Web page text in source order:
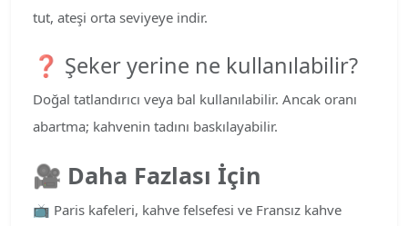
tut, ateşi orta seviyeye indir.
❓ Şeker yerine ne kullanılabilir?
Doğal tatlandırıcı veya bal kullanılabilir. Ancak oranı
abartma; kahvenin tadını baskılayabilir.
🎥 Daha Fazlası İçin
📺 Paris kafeleri, kahve felsefesi ve Fransız kahve